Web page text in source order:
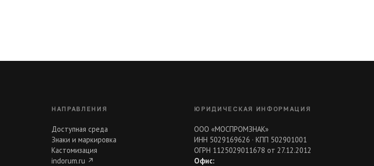
НАПРАВЛЕНИЯ
Доступная среда
Знаки и маркировка
Кастомизация
indorum.ru ↗
ЮРИДИЧЕСКАЯ ИНФОРМАЦИЯ
ООО «МОСПРОМЗНАК»
ИНН 5029169626 · КПП 502901001
ОГРН 1125029011678 от 27.12.2012
Офис: